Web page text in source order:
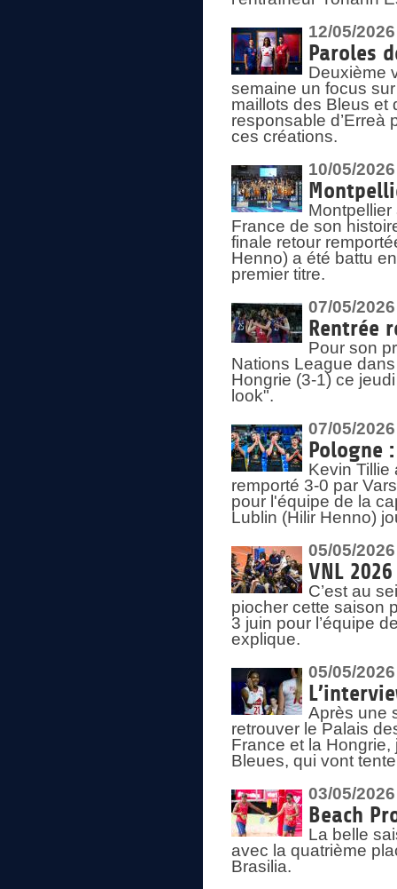
12/05/2026
Paroles
Deuxième
semaine un focus
maillots des Bleus et
responsable d’Erreà
ces créations.
10/05/2026
France de son
finale retour
Henno) a été battu
premier titre.
07/05/2026
Rentrée
Pour son
Nations League
Hongrie (3-1) ce
look".
07/05/2026
Pologne
Kevin Tillie
remporté 3-0 par
pour l'équipe de la
Lublin (Hilir Henno)
05/05/2026
VNL
C’est au
piocher cette saison
3 juin pour l’équipe
explique.
05/05/2026
Après une
retrouver le Palais
France et la Hongrie,
Bleues, qui vont
03/05/2026
Beach
La belle
avec la quatrième
Brasilia.